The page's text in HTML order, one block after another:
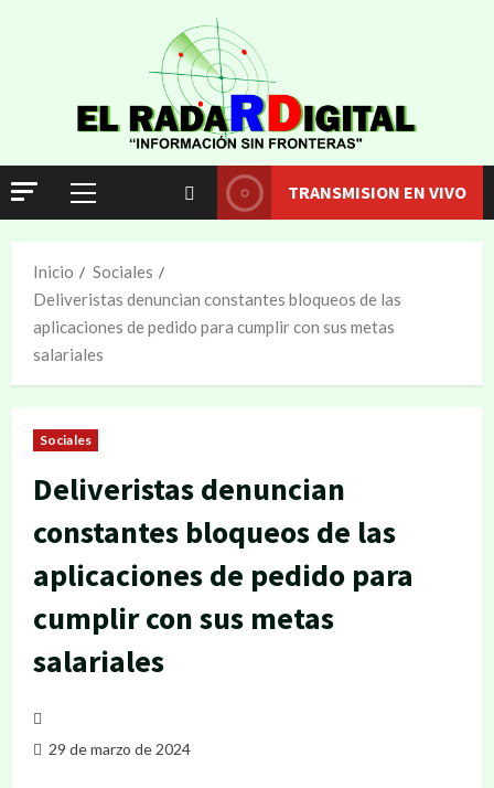
TRANSMISION EN VIVO
Inicio
Sociales
Deliveristas denuncian constantes bloqueos de las
aplicaciones de pedido para cumplir con sus metas
salariales
Sociales
Deliveristas denuncian
constantes bloqueos de las
aplicaciones de pedido para
cumplir con sus metas
salariales
29 de marzo de 2024